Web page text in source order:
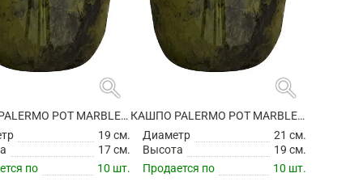
search
КАШПО PALERMO POT MARBLE GREEN
19 см.
17 см.
по
10 шт.
search
КАШПО PALERMO POT MARBLE GREEN
Диаметр
21 см.
Высота
19 см.
Продается по
10 шт.